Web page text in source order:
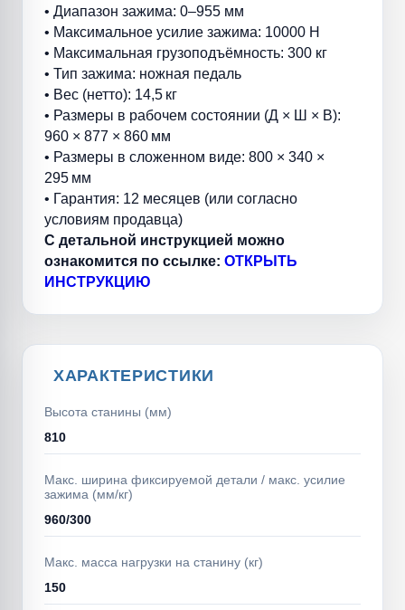
• Диапазон зажима: 0–955 мм
• Максимальное усилие зажима: 10000 Н
• Максимальная грузоподъёмность: 300 кг
• Тип зажима: ножная педаль
• Вес (нетто): 14,5 кг
• Размеры в рабочем состоянии (Д × Ш × В):
960 × 877 × 860 мм
• Размеры в сложенном виде: 800 × 340 ×
295 мм
• Гарантия: 12 месяцев (или согласно
условиям продавца)
С детальной инструкцией можно
ознакомится по ссылке: ОТКРЫТЬ
ИНСТРУКЦИЮ
ХАРАКТЕРИСТИКИ
Высота станины (мм)
810
Макс. ширина фиксируемой детали / макс. усилие
зажима (мм/кг)
960/300
Макс. масса нагрузки на станину (кг)
150